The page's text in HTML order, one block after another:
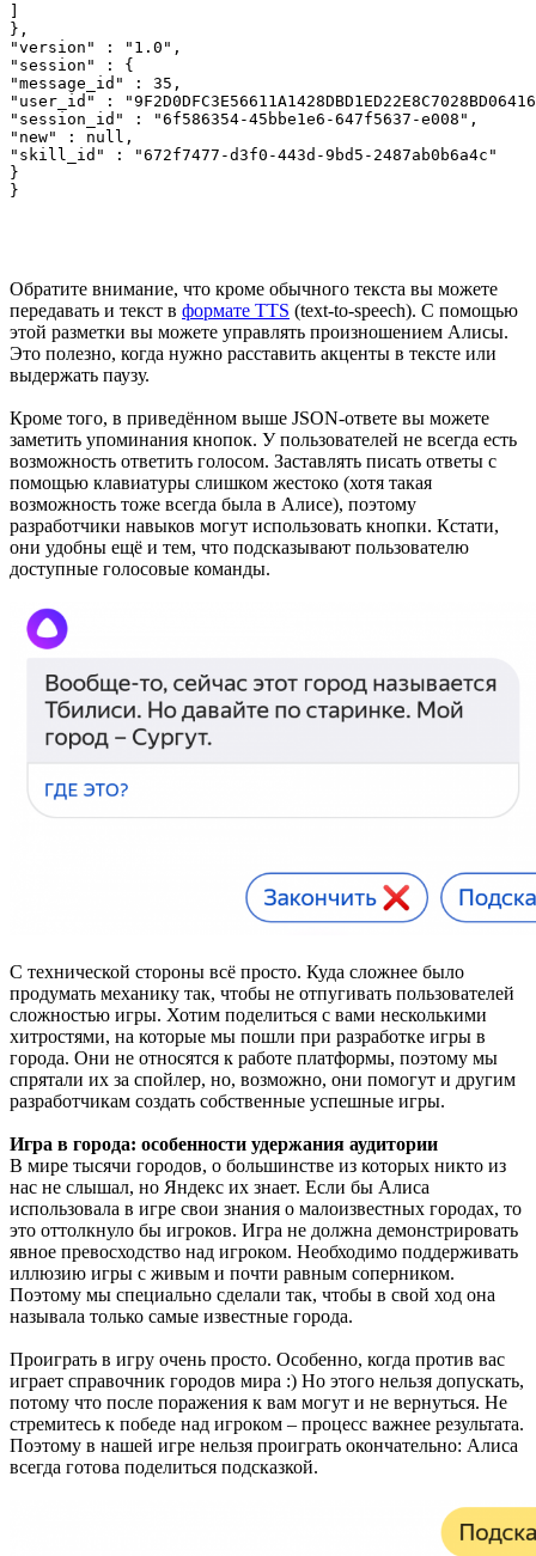
},
"version" : "1.0",
"session" : {
"message_id" : 35,
"user_id" :
"session_id" : "6f586354-45bbe1e6-647f5637-e008",
"new" : null,
"skill_id" : "672f7477-d3f0-443d-9bd5-2487ab0b6a4c"
}
}
Обратите внимание, что кроме обычного текста вы можете
передавать и текст в формате TTS (text-to-speech). С помощью
этой разметки вы можете управлять произношением Алисы.
Это полезно, когда нужно расставить акценты в тексте или
выдержать паузу.
Кроме того, в приведённом выше JSON-ответе вы можете
заметить упоминания кнопок. У пользователей не всегда есть
возможность ответить голосом. Заставлять писать ответы с
помощью клавиатуры слишком жестоко (хотя такая
возможность тоже всегда была в Алисе), поэтому
разработчики навыков могут использовать кнопки. Кстати,
они удобны ещё и тем, что подсказывают пользователю
доступные голосовые команды.
С технической стороны всё просто. Куда сложнее было
продумать механику так, чтобы не отпугивать пользователей
сложностью игры. Хотим поделиться с вами несколькими
хитростями, на которые мы пошли при разработке игры в
города. Они не относятся к работе платформы, поэтому мы
спрятали их за спойлер, но, возможно, они помогут и другим
разработчикам создать собственные успешные игры.
Игра в города: особенности удержания аудитории
В мире тысячи городов, о большинстве из которых никто из
нас не слышал, но Яндекс их знает. Если бы Алиса
использовала в игре свои знания о малоизвестных городах, то
это оттолкнуло бы игроков. Игра не должна демонстрировать
явное превосходство над игроком. Необходимо поддерживать
иллюзию игры с живым и почти равным соперником.
Поэтому мы специально сделали так, чтобы в свой ход она
называла только самые известные города.
Проиграть в игру очень просто. Особенно, когда против вас
играет справочник городов мира :) Но этого нельзя допускать,
потому что после поражения к вам могут и не вернуться. Не
стремитесь к победе над игроком – процесс важнее результата.
Поэтому в нашей игре нельзя проиграть окончательно: Алиса
всегда готова поделиться подсказкой.